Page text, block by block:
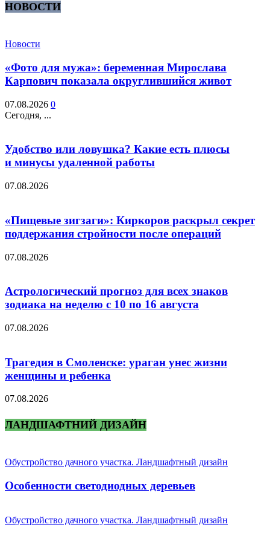
НОВОСТИ
Новости
«Фото для мужа»: беременная Мирослава
Карпович показала округлившийся живот
07.08.2026 0
Сегодня, ...
Удобство или ловушка? Какие есть плюсы
и минусы удаленной работы
07.08.2026
«Пищевые зигзаги»: Киркоров раскрыл секрет
поддержания стройности после операций
07.08.2026
Астрологический прогноз для всех знаков
зодиака на неделю с 10 по 16 августа
07.08.2026
Трагедия в Смоленске: ураган унес жизни
женщины и ребенка
07.08.2026
ЛАНДШАФТНИЙ ДИЗАЙН
Обустройство дачного участка. Ландшафтный дизайн
Особенности светодиодных деревьев
Обустройство дачного участка. Ландшафтный дизайн